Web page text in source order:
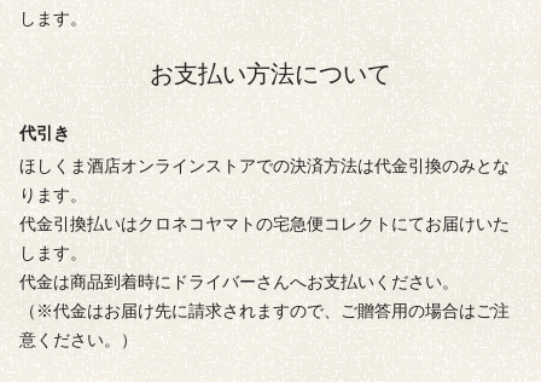
します。
お支払い方法について
代引き
ほしくま酒店オンラインストアでの決済方法は代金引換のみとな
ります。
代金引換払いはクロネコヤマトの宅急便コレクトにてお届けいた
します。
代金は商品到着時にドライバーさんへお支払いください。
（※代金はお届け先に請求されますので、ご贈答用の場合はご注
意ください。）